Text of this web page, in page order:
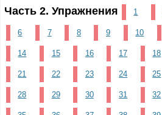
Часть 2. Упражнения 1
6 7 8 9 10
14 15 16 17 18
21 22 23 24 25
28 29 30 31 32